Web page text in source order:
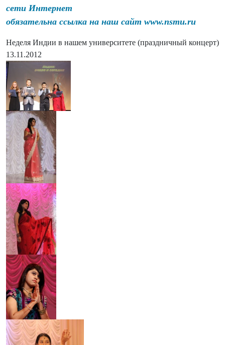
сети Интернет
обязательна ссылка на наш сайт www.nsmu.ru
Неделя Индии в нашем университете (праздничный концерт)
13.11.2012